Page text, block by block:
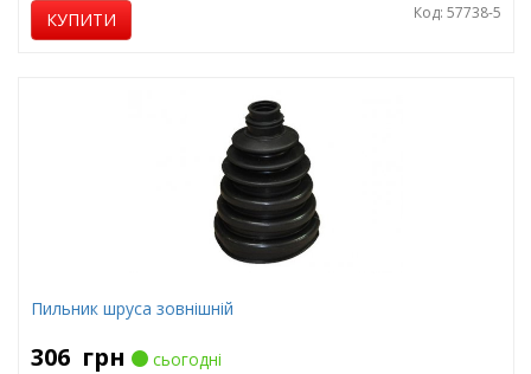
КУПИТИ Код: 57738-5
Пильник шруса зовнішній
306 грн
сьогодні